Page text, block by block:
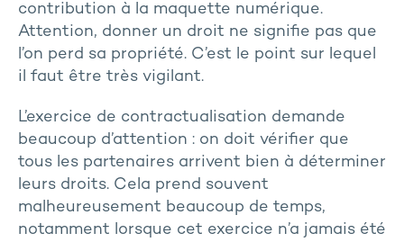
contribution à la maquette numérique.
Attention, donner un droit ne signifie pas que
l’on perd sa propriété. C’est le point sur lequel
il faut être très vigilant.
L’exercice de contractualisation demande
beaucoup d’attention : on doit vérifier que
tous les partenaires arrivent bien à déterminer
leurs droits. Cela prend souvent
malheureusement beaucoup de temps,
notamment lorsque cet exercice n’a jamais été